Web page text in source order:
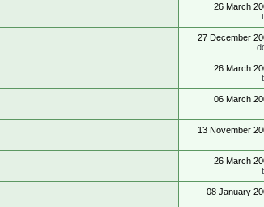
26 March
27 December
26 March
06 March
13 November
26 March
08 January